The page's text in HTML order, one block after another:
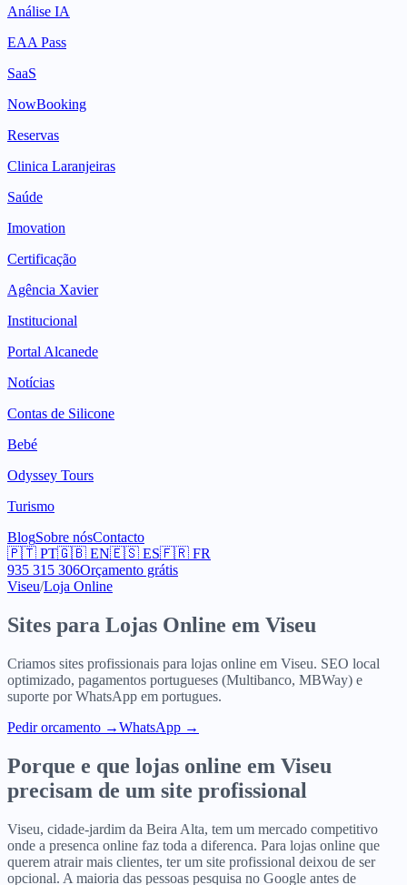
Análise IA
EAA Pass
SaaS
NowBooking
Reservas
Clinica Laranjeiras
Saúde
Imovation
Certificação
Agência Xavier
Institucional
Portal Alcanede
Notícias
Contas de Silicone
Bebé
Odyssey Tours
Turismo
BlogSobre nósContacto
🇵🇹 PT🇬🇧 EN🇪🇸 ES🇫🇷 FR
935 315 306Orçamento grátis
Viseu/Loja Online
Sites para Lojas Online em Viseu
Criamos sites profissionais para lojas online em Viseu. SEO local
optimizado, pagamentos portugueses (Multibanco, MBWay) e
suporte por WhatsApp em portugues.
Pedir orcamento →WhatsApp →
Porque e que lojas online em Viseu
precisam de um site profissional
Viseu, cidade-jardim da Beira Alta, tem um mercado competitivo
onde a presenca online faz toda a diferenca. Para lojas online que
querem atrair mais clientes, ter um site profissional deixou de ser
opcional. A maioria das pessoas pesquisa no Google antes de